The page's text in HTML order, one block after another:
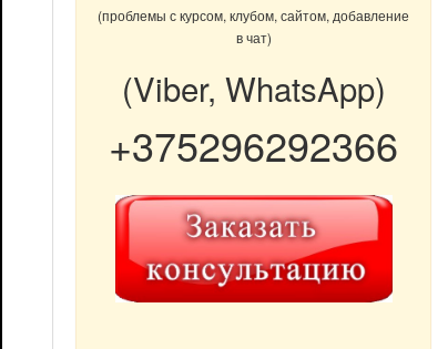
(проблемы с курсом, клубом, сайтом, добавление
в чат)
(Viber, WhatsApp)
+375296292366